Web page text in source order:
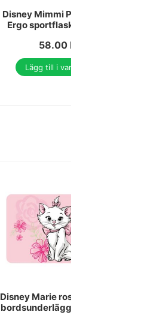
Disney Mimmi Pigg Spring
Ergo sportflaska 430 ml
58.00 kr
Lägg till i varukorg
Disney Marie rosa blomster
bordsunderlägg 43x28 cm